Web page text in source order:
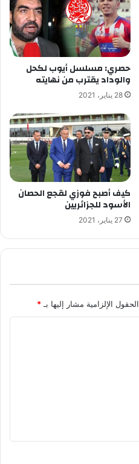
حصري: مسلسل أيوب لكحل
والوداد يقترب من نهايته
28 يناير، 2021
كيف أصبح فوزي لقجع الحصان
الأسود للجزائريين
27 يناير، 2021
الحقول الإلزامية مشار إليها بـ*